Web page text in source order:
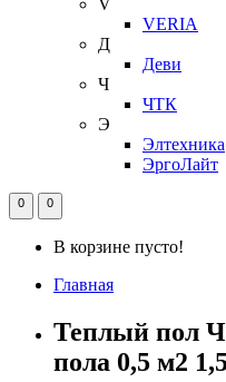
VERIA
Д
Деви
Ч
ЧТК
Э
Элтехника
ЭргоЛайт
0 0
В корзине пусто!
Главная
Теплый пол
пола 0,5 м2